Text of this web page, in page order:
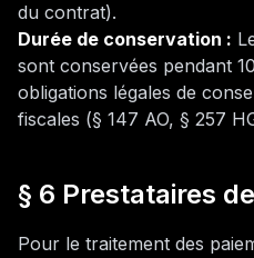
du contrat).
Durée de conservation :
sont conservées pendant
obligations légales de
fiscales (§ 147 AO, § 257
§ 6 Prestataires
Pour le traitement des